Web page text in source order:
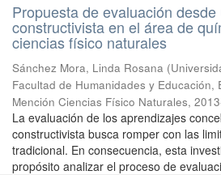
Propuesta de evaluación
constructivista en el área de
ciencias físico naturales
Sánchez Mora, Linda Rosana (
Facultad de Humanidades y Educación,
Mención Ciencias Físico Naturales,
La evaluación de los aprendizajes
constructivista busca romper con las
tradicional. En consecuencia, esta
propósito analizar el proceso de